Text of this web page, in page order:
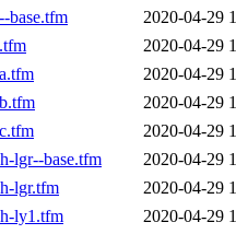
base.tfm
2020-04-29
2020-04-29
2020-04-29
2020-04-29
2020-04-29
lgr--base.tfm
2020-04-29
lgr.tfm
2020-04-29
ly1.tfm
2020-04-29